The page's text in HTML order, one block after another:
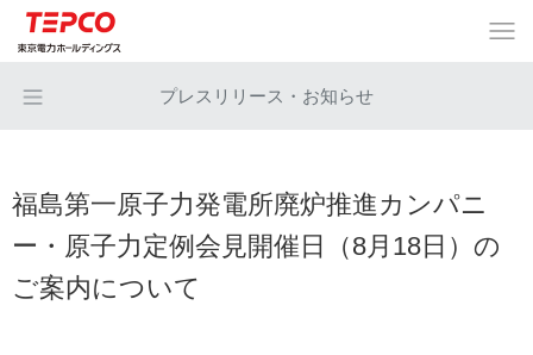
プレスリリース・お知らせ
福島第一原子力発電所廃炉推進カンパニ
ー・原子力定例会見開催日（8月18日）の
ご案内について